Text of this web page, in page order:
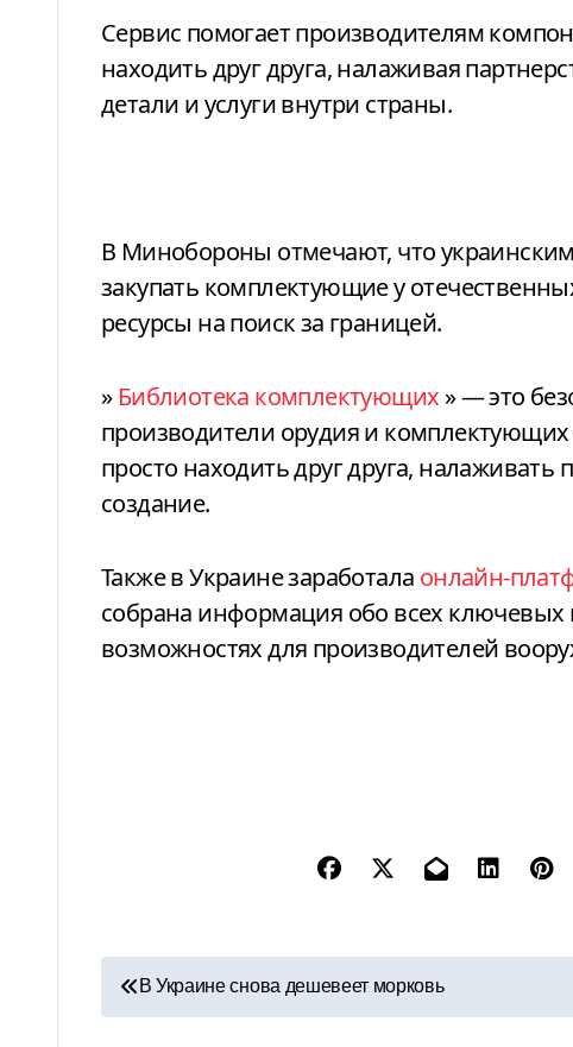
Сервис помогает производителям
находить друг друга, налаживая
детали и услуги внутри страны.
В Минобороны отмечают, что
закупать комплектующие у
ресурсы на поиск за границей.
» Библиотека комплектующих » — это
производители орудия и
просто находить друг друга,
создание.
Также в Украине заработала онлайн-
собрана информация обо всех ключевых
возможностях для производителей
Н
а
В Украине снова дешевеет морковь